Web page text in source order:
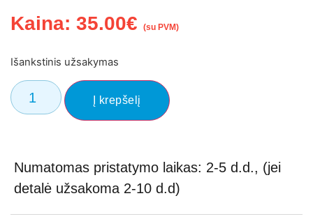
Kaina: 35.00€ (su PVM)
Išankstinis užsakymas
Į krepšelį
Numatomas pristatymo laikas: 2-5 d.d., (jei
detalė užsakoma 2-10 d.d)